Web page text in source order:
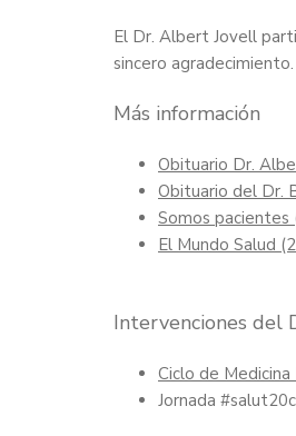
El Dr. Albert Jovell
sincero agradecimiento.
Más información
Obituario Dr.
Obituario del Dr.
Somos pacientes
El Mundo Salud
Intervenciones del
Ciclo de
Jornada